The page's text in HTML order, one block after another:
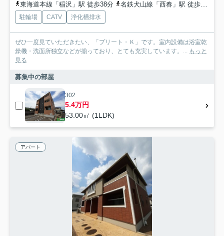
東海道本線「稲沢」駅 徒歩38分
名鉄犬山線「西春」駅 徒歩39分
駐輪場 CATV 浄化槽排水
ぜひ一度見ていただきたい、「プリート・Ｋ」です。室内設備は浴室乾
燥機・洗面所独立などが揃っており、とても充実しています。... もっと
見る
募集中の部屋
302
5.4万円
53.00㎡ (1LDK)
アパート